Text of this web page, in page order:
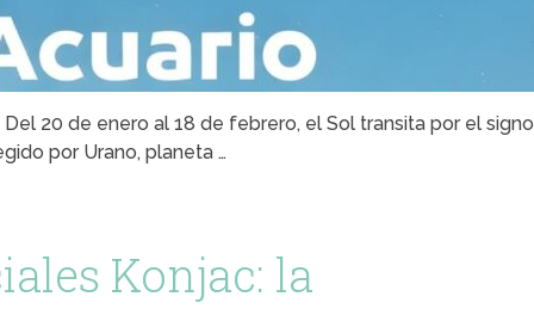
20 de enero al 18 de febrero, el Sol transita por el signo
por Urano, planeta …
Konjac: la